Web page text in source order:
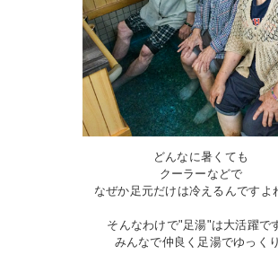
どんなに暑くても
クーラーなどで
なぜか足元だけは冷えるんですよ
そんなわけで"足湯"は大活躍で
みんなで仲良く足湯でゆっく